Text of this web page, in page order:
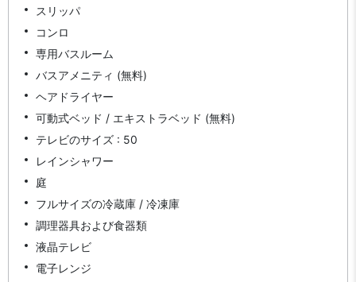
スリッパ
コンロ
専用バスルーム
バスアメニティ (無料)
ヘアドライヤー
可動式ベッド / エキストラベッド (無料)
テレビのサイズ : 50
レインシャワー
庭
フルサイズの冷蔵庫 / 冷凍庫
調理器具および食器類
液晶テレビ
電子レンジ